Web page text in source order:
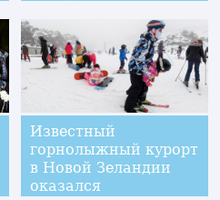
Известный
горнолыжный курорт
в Новой Зеландии
оказался